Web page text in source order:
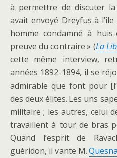
à permettre de discuter
avait envoyé Dreyfus à
homme condamné à
preuve du contraire » (La
cette même interview,
années 1892-1894, il se
admirable que font pour
des deux élites. Les uns
militaire ; les autres, celui
travaillent à tour de bras
Quand l’esprit de
guéridon, il vante M.